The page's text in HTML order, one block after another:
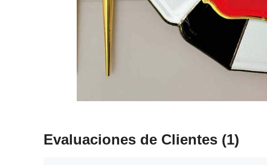
Evaluaciones de Clientes (1)